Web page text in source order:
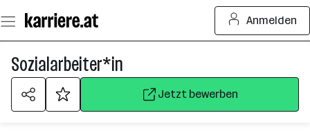
Seiteninhalt
springen
Anmelden
Sozialarbeiter*in
Jetzt bewerben